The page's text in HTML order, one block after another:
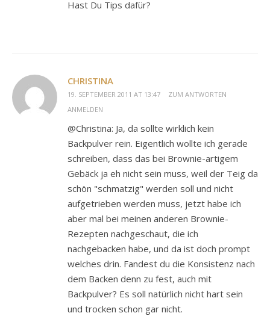
Hast Du Tips dafür?
CHRISTINA
19. SEPTEMBER 2011 AT 13:47
ZUM ANTWORTEN
ANMELDEN
@Christina: Ja, da sollte wirklich kein
Backpulver rein. Eigentlich wollte ich gerade
schreiben, dass das bei Brownie-artigem
Gebäck ja eh nicht sein muss, weil der Teig da
schön "schmatzig" werden soll und nicht
aufgetrieben werden muss, jetzt habe ich
aber mal bei meinen anderen Brownie-
Rezepten nachgeschaut, die ich
nachgebacken habe, und da ist doch prompt
welches drin. Fandest du die Konsistenz nach
dem Backen denn zu fest, auch mit
Backpulver? Es soll natürlich nicht hart sein
und trocken schon gar nicht.